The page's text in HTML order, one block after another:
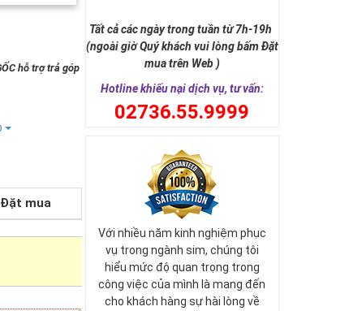
hỗ trợ trả góp
Đặt mua
Tất cả các ngày trong tuần từ 7h-19h
(ngoài giờ Quý khách vui lòng bấm Đặt
mua trên Web )
Hotline khiếu nại dịch vụ, tư vấn:
02736.55.9999
Với nhiều năm kinh nghiệm phục
vụ trong ngành sim, chúng tôi
hiểu mức độ quan trọng trong
công việc của mình là mang đến
cho khách hàng sự hài lòng về